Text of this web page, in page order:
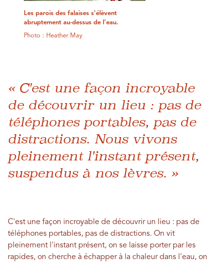
Les parois des falaises s'élèvent
abruptement au-dessus de l'eau.
Photo : Heather May
« C'est une façon incroyable
de découvrir un lieu : pas de
téléphones portables, pas de
distractions. Nous vivons
pleinement l'instant présent,
suspendus à nos lèvres. »
C'est une façon incroyable de découvrir un lieu : pas de
téléphones portables, pas de distractions. On vit
pleinement l'instant présent, on se laisse porter par les
rapides, on cherche à échapper à la chaleur dans l'eau, on